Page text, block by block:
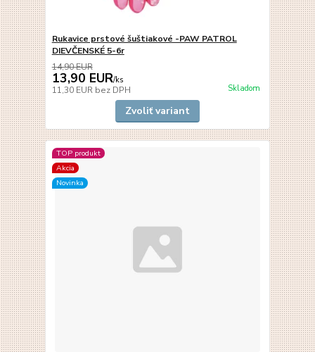
Rukavice prstové šuštiakové -PAW PATROL
DIEVČENSKÉ 5-6r
14,90 EUR
13,90 EUR/ks
11,30 EUR bez DPH Skladom
Zvoliť variant
TOP produkt
Akcia
Novinka